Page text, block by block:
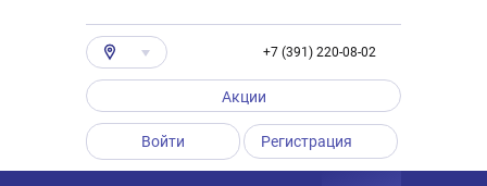
+7 (391) 220-08-02
Акции
Войти Регистрация